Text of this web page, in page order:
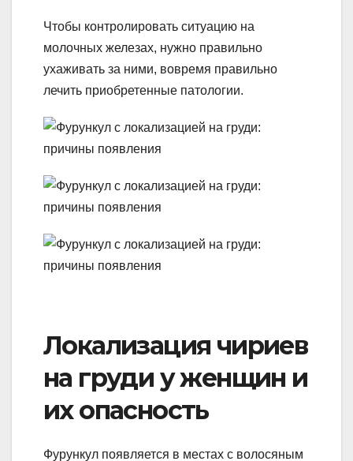
Чтобы контролировать ситуацию на
молочных железах, нужно правильно
ухаживать за ними, вовремя правильно
лечить приобретенные патологии.
Локализация чириев
на груди у женщин и
их опасность
Фурункул появляется в местах с волосяным